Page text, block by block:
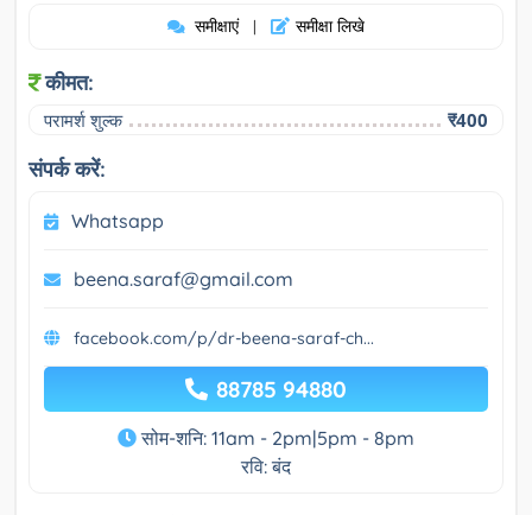
समीक्षाएं | समीक्षा लिखे
कीमत:
परामर्श शुल्क ₹400
संपर्क करें:
Whatsapp
beena.saraf@gmail.com
facebook.com/p/dr-beena-saraf-ch...
88785 94880
सोम-शनि: 11am - 2pm|5pm - 8pm
रवि: बंद